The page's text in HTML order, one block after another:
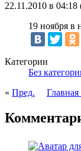
22.11.2010 в
19 ноября в
Категории
Без
« Пред.